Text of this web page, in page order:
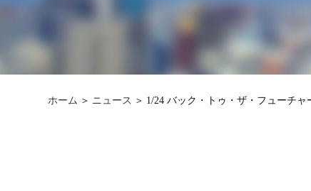
ホーム ニュース 1/24 バック・トゥ・ザ・フューチ